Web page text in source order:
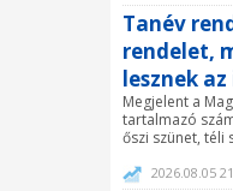
Tanév
rendelet,
lesznek
Megjelent a
tartalmazó
őszi szünet, téli
2026.08.05